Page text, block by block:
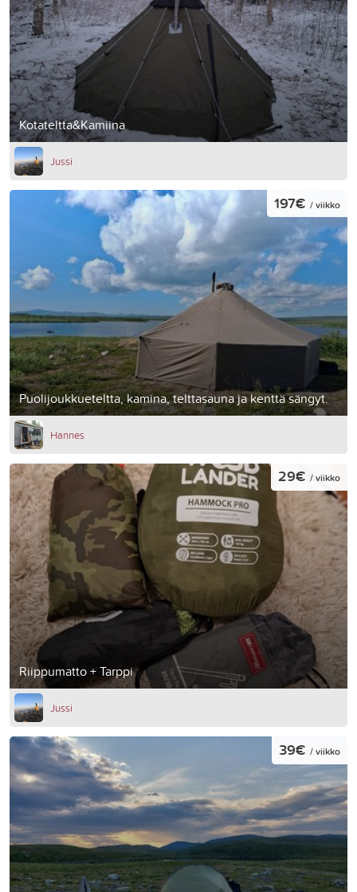
Kotateltta&Kamiina
Jussi
Puolijoukkueteltta, kamina, telttasauna ja kenttä sängyt.
197€ / viikko
Hannes
Riippumatto + Tarppi
29€ / viikko
Jussi
39€ / viikko